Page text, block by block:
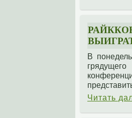
В
Читать